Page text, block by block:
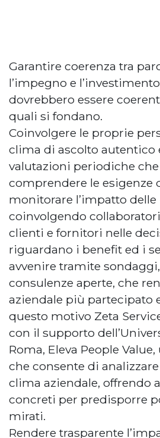
Garantire coerenza tra
l’impegno e
dovrebbero essere
quali si fondano.
Coinvolgere le proprie
clima di ascolto autentico
valutazioni periodiche
comprendere le esigenze
monitorare l’impatto
coinvolgendo
clienti e fornitori nelle
riguardano i benefit ed i
avvenire tramite
consulenze aperte, che
aziendale più partecipato
questo motivo Zeta
con il supporto
Roma, Eleva People
che consente di
clima aziendale, offrendo
concreti per predisporre
mirati.
Rendere trasparente